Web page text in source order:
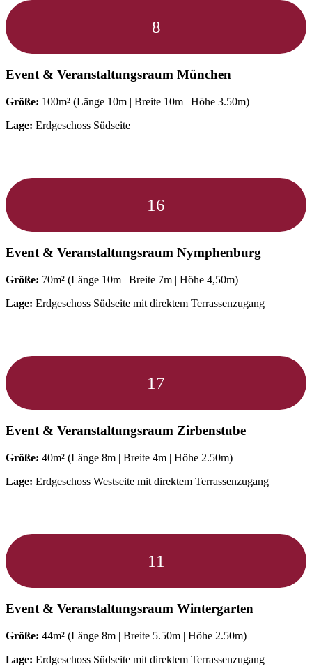
8
Event & Veranstaltungsraum München
Größe: 100m² (Länge 10m | Breite 10m | Höhe 3.50m)
Lage: Erdgeschoss Südseite
16
Event & Veranstaltungsraum Nymphenburg
Größe: 70m² (Länge 10m | Breite 7m | Höhe 4,50m)
Lage: Erdgeschoss Südseite mit direktem Terrassenzugang
17
Event & Veranstaltungsraum Zirbenstube
Größe: 40m² (Länge 8m | Breite 4m | Höhe 2.50m)
Lage: Erdgeschoss Westseite mit direktem Terrassenzugang
11
Event & Veranstaltungsraum Wintergarten
Größe: 44m² (Länge 8m | Breite 5.50m | Höhe 2.50m)
Lage: Erdgeschoss Südseite mit direktem Terrassenzugang